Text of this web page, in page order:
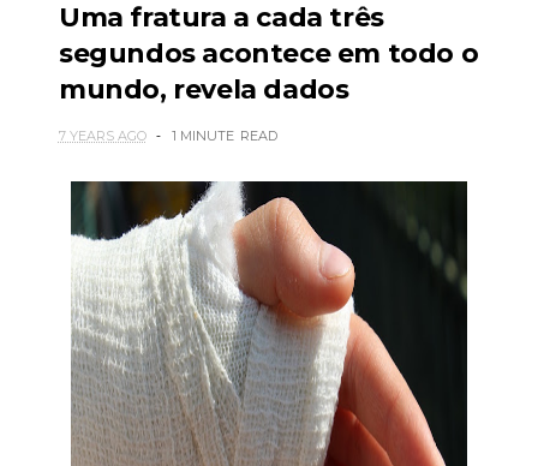
Uma fratura a cada três
segundos acontece em todo o
mundo, revela dados
7 YEARS AGO 1 MINUTE READ